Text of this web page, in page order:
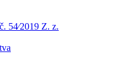
54⁄2019 Z. z.